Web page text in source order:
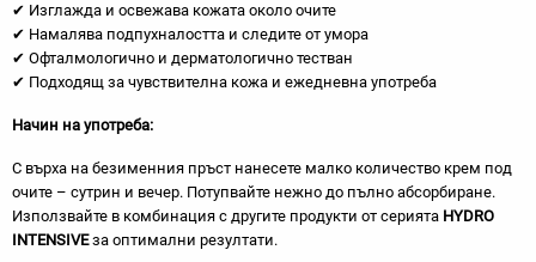
✔ Изглажда и освежава кожата около очите
✔ Намалява подпухналостта и следите от умора
✔ Офталмологично и дерматологично тестван
✔ Подходящ за чувствителна кожа и ежедневна употреба
Начин на употреба:
С върха на безименния пръст нанесете малко количество крем под
очите – сутрин и вечер. Потупвайте нежно до пълно абсорбиране.
Използвайте в комбинация с другите продукти от серията HYDRO
INTENSIVEза оптимални резултати.